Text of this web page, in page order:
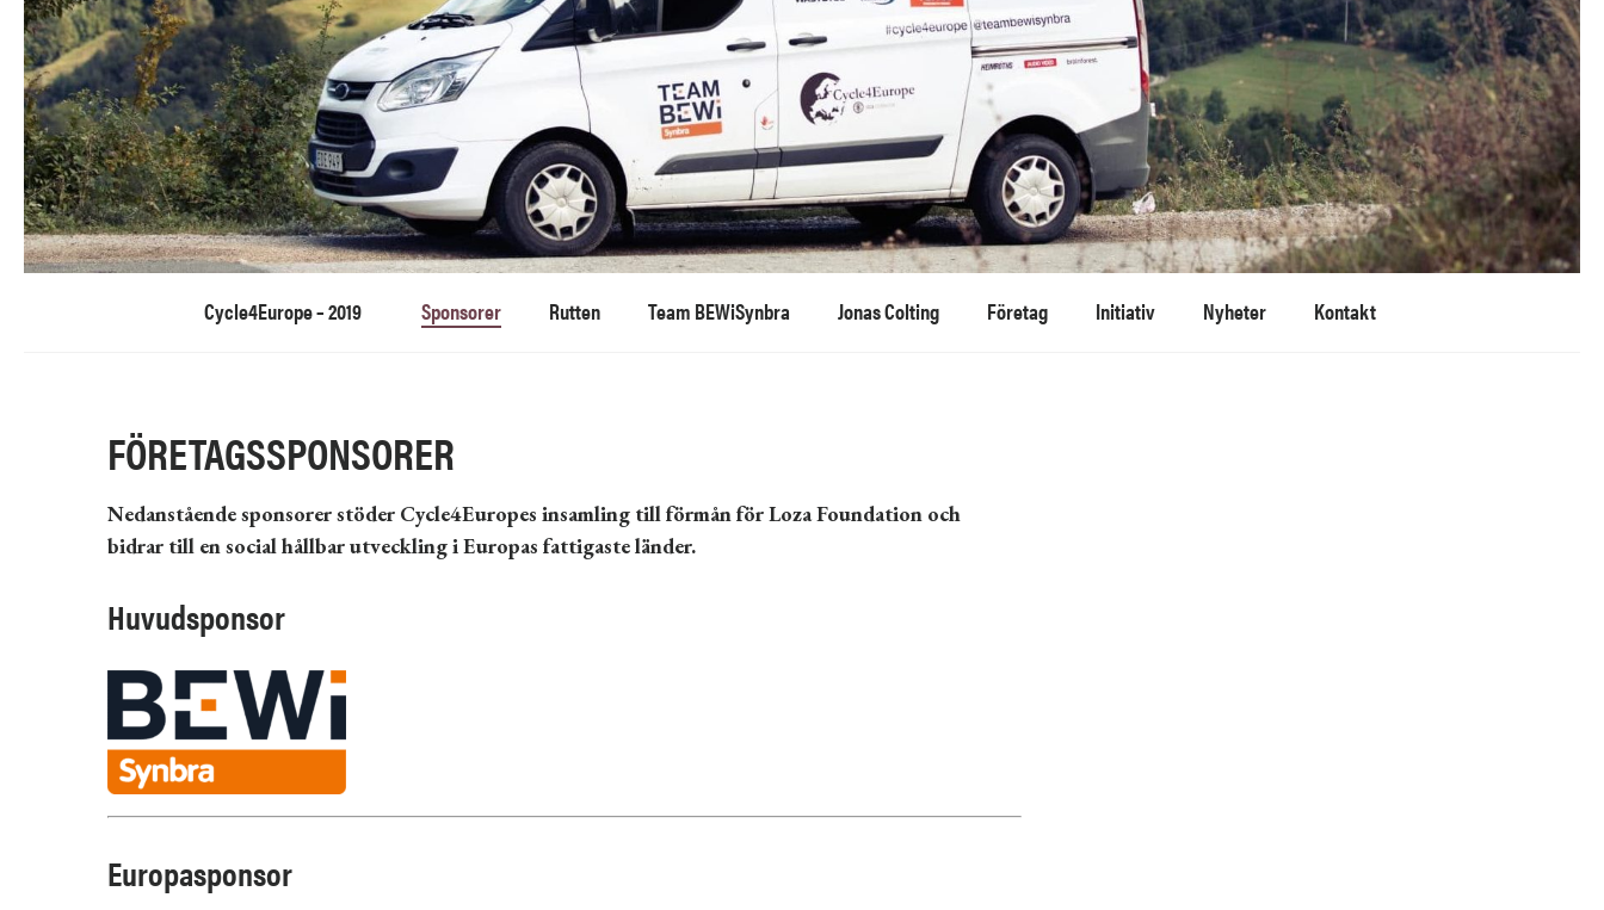
Cycle4Europe – 2019 Sponsorer Rutten Team BEWiSynbra Jonas Colting Företag Initiativ Nyheter Kontakt
FÖRETAGSSPONSORER
Nedanstående sponsorer stöder Cycle4Europes insamling till förmån för Loza Foundation och
bidrar till en social hållbar utveckling i Europas fattigaste länder.
Huvudsponsor
Europasponsor